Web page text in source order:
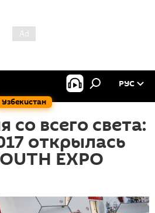
Узбекистан
РУС
всего света:
открылась
EXPO